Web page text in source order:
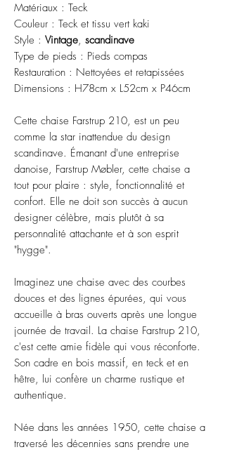
Matériaux : Teck
Couleur : Teck et tissu vert kaki
Style : Vintage, scandinave
Type de pieds : Pieds compas
Restauration : Nettoyées et retapissées
Dimensions : H78cm x L52cm x P46cm
Cette chaise Farstrup 210, est un peu
comme la star inattendue du design
scandinave. Émanant d'une entreprise
danoise, Farstrup Møbler, cette chaise a
tout pour plaire : style, fonctionnalité et
confort. Elle ne doit son succès à aucun
designer célèbre, mais plutôt à sa
personnalité attachante et à son esprit
"hygge".
Imaginez une chaise avec des courbes
douces et des lignes épurées, qui vous
accueille à bras ouverts après une longue
journée de travail. La chaise Farstrup 210,
c'est cette amie fidèle qui vous réconforte.
Son cadre en bois massif, en teck et en
hêtre, lui confère un charme rustique et
authentique.
Née dans les années 1950, cette chaise a
traversé les décennies sans prendre une